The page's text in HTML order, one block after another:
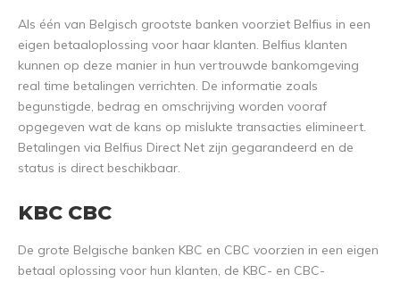
Als één van Belgisch grootste banken voorziet Belfius in een
eigen betaaloplossing voor haar klanten. Belfius klanten
kunnen op deze manier in hun vertrouwde bankomgeving
real time betalingen verrichten. De informatie zoals
begunstigde, bedrag en omschrijving worden vooraf
opgegeven wat de kans op mislukte transacties elimineert.
Betalingen via Belfius Direct Net zijn gegarandeerd en de
status is direct beschikbaar.
KBC CBC
De grote Belgische banken KBC en CBC voorzien in een eigen
betaal oplossing voor hun klanten, de KBC- en CBC-